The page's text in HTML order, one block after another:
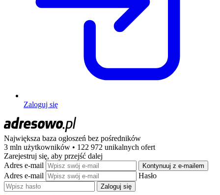
Zaloguj się
Największa baza ogłoszeń bez pośredników
3 mln użytkowników • 122 972 unikalnych ofert
Zarejestruj się, aby przejść dalej
Adres e-mail
Kontynuuj z e-mailem
Adres e-mail Hasło
Zaloguj się